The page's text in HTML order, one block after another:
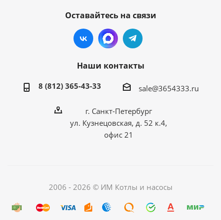
Оставайтесь на связи
Наши контакты
8 (812) 365-43-33 sale@3654333.ru
г. Санкт-Петербург
ул. Кузнецовская, д. 52 к.4,
офис 21
2006 - 2026 © ИМ Котлы и насосы